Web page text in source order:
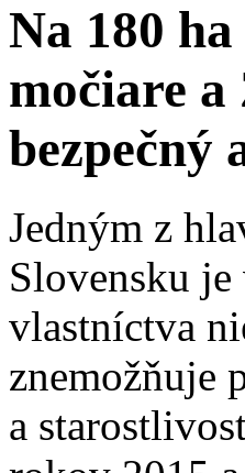
Na 180
močiare
bezpečný
Jedným z
Slovensku
vlastníctva
znemožňuje
a